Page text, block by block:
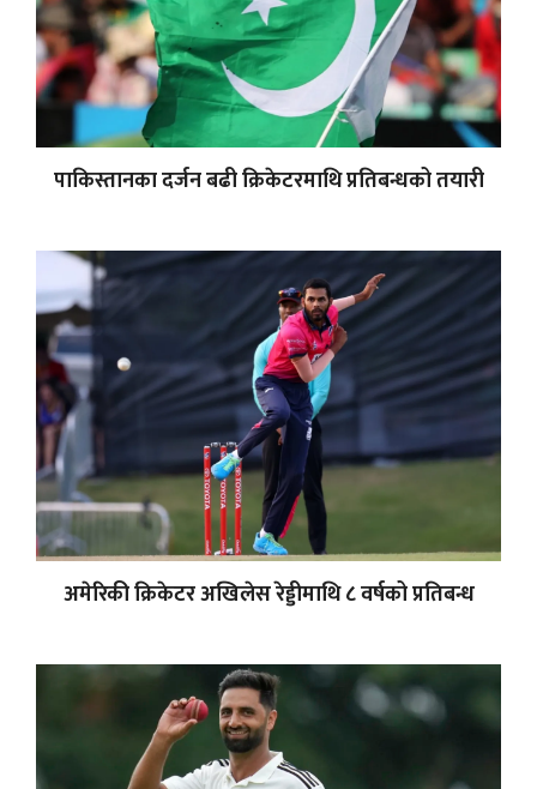
पाकिस्तानका दर्जन बढी क्रिकेटरमाथि प्रतिबन्धको तयारी
अमेरिकी क्रिकेटर अखिलेस रेड्डीमाथि ८ वर्षको प्रतिबन्ध